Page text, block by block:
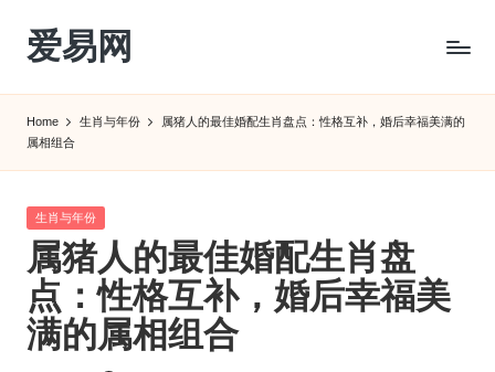
Skip
content
爱易网
阳
农
历
阴
历
查
询
Home 生肖与年份
属猪人的最佳婚配生肖盘点：性格互补，婚后幸福美满的
属相组合
Posted
生肖与年份
属猪人的最佳婚配生肖盘
点：性格互补，婚后幸福美
满的属相组合